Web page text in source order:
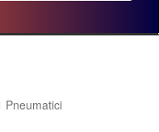
Pneumatici